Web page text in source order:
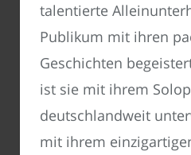
talentierte
Publikum mit ihren
Geschichten
ist sie mit ihrem
deutschlandweit
mit ihrem